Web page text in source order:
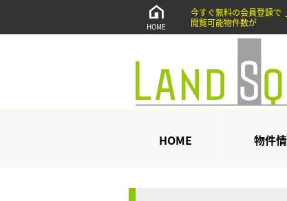
HOME
今すぐ無料の会員登録で
閲覧可能物件数が
HOME 物件